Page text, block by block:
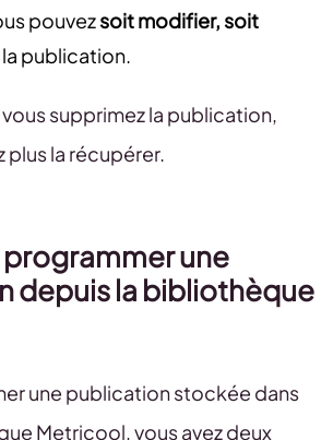
pouvezsoit modifier, soit
la publication.
vous supprimez la publication,
plus la récupérer.
une
depuis la bibliothèque
une publication stockée dans
Metricool, vous avez deux